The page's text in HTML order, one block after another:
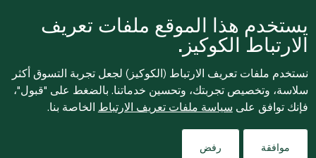
يستخدم هذا الموقع ملفات تعريف
الارتباط الكوكيز.
نستخدم ملفات تعريف الارتباط (الكوكيز) لجعل تجربة التسوق أكثر
سلاسة، وتخصيص تجربتك، وتحسين خدماتنا. بالضغط على "قبول"،
فإنك توافق على سياسة ملفات تعريف الارتباط الخاصة بنا.
موافقة رفض